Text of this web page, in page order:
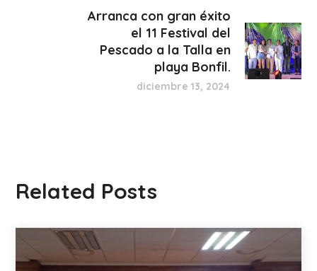
Arranca con gran éxito
el 11 Festival del
Pescado a la Talla en
playa Bonfil.
diciembre 13, 2024
Related Posts